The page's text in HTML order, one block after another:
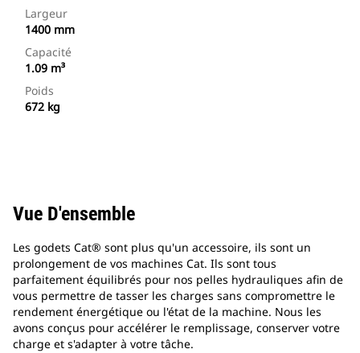
Largeur
1400 mm
Capacité
1.09 m³
Poids
672 kg
Vue D'ensemble
Les godets Cat® sont plus qu'un accessoire, ils sont un
prolongement de vos machines Cat. Ils sont tous
parfaitement équilibrés pour nos pelles hydrauliques afin de
vous permettre de tasser les charges sans compromettre le
rendement énergétique ou l'état de la machine. Nous les
avons conçus pour accélérer le remplissage, conserver votre
charge et s'adapter à votre tâche.